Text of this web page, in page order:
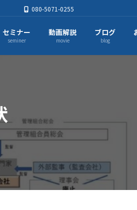
080-5071-0255
セミナー
seminer
動画解説
movie
ブログ
blog